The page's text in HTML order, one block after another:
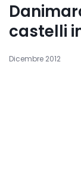
castelli
Dicembre 2012